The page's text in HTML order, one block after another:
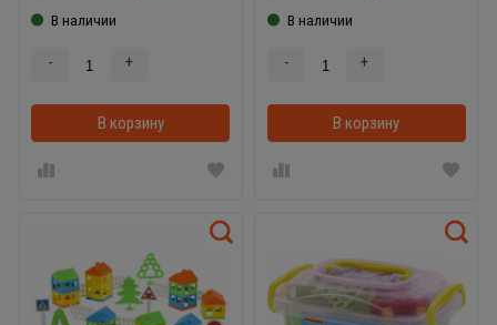
В наличии
- +
В корзину В корзинке
В наличии
- +
В корзину